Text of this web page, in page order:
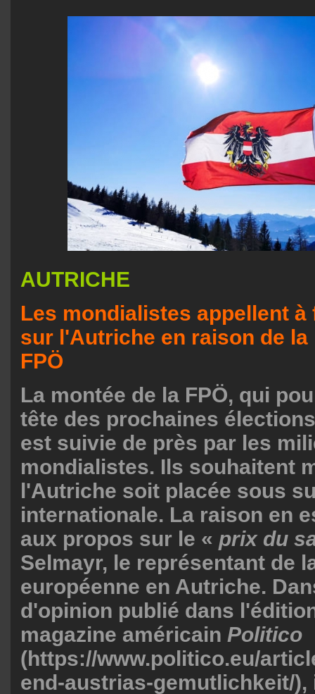
AUTRICHE
Les mondialistes appellent
sur l'Autriche en raison de la
FPÖ
La montée de la FPÖ, qui
tête des prochaines
est suivie de près par les
mondialistes. Ils souhaitent
l'Autriche soit placée sous
internationale. La raison en
aux propos sur le « prix du
Selmayr, le représentant de
européenne en Autriche.
d'opinion publié dans
magazine américain Politico
(https://www.politico.eu/
end-austrias-gemutlichkeit/),